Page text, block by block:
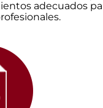
adecuados